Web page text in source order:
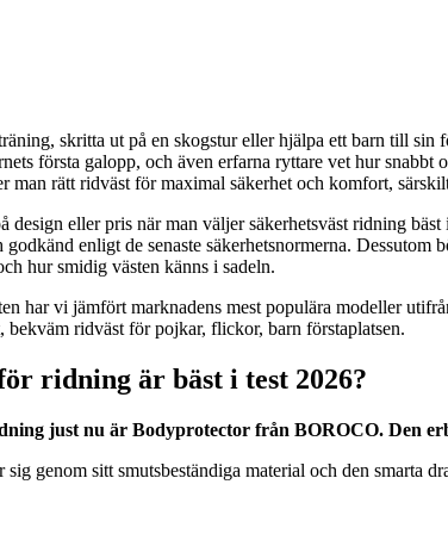
skritta ut på en skogstur eller hjälpa ett barn till
första galopp, och även erfarna ryttare vet hur
man rätt ridväst för maximal säkerhet och komfort,
design eller pris när man väljer säkerhetsväst ridning
enligt de senaste säkerhetsnormerna.
hur smidig västen känns i sadeln.
har vi jämfört marknadens mest populära modeller
bekväm ridväst för pojkar, flickor, barn förstaplatsen.
ridning är bäst i test 2026?
just nu är Bodyprotector från BOROCO. Den
genom sitt smutsbeständiga material och den smarta